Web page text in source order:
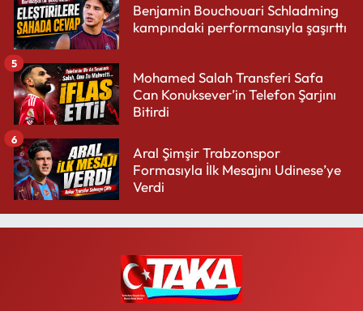
Benjamin Bouchouari Schladming
kampındaki performansıyla şaşırttı
Mohamed Salah Transferi Safa
Can Konuksever’in Telefon Şarjını
Bitirdi
5
Aral Şimşir Trabzonspor
Formasıyla İlk Mesajını Udinese’ye
Verdi
6